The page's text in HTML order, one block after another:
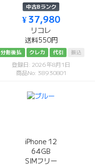
中古Bランク
¥ 37,980
リコレ
送料550円
分割後払 クレカ 代引 振込
登録日: 2026年8月1日
商品No: 38930801
iPhone 12
64GB
SIMフリー